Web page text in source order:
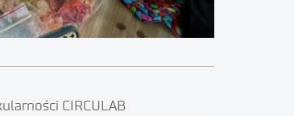
CIRCULAB